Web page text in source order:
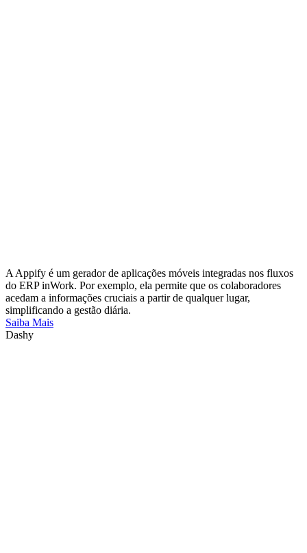
A Appify é um gerador de aplicações móveis integradas nos fluxos
do ERP inWork. Por exemplo, ela permite que os colaboradores
acedam a informações cruciais a partir de qualquer lugar,
simplificando a gestão diária.
Saiba Mais
Dashy